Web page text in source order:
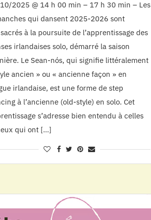
2025 @ 14 h 00 min – 17 h 30 min – Les
qui dansent 2025-2026 sont
à la poursuite de l’apprentissage des
irlandaises solo, démarré la saison
Le Sean-nós, qui signifie littéralement
ancien » ou « ancienne façon » en
irlandaise, est une forme de step
à l’ancienne (old-style) en solo. Cet
s’adresse bien entendu à celles
qui ont […]